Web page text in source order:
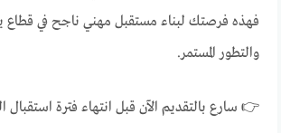
فهذه فرصتك لبناء مستقبل مهني ناجح في قطاع
والتطور المستمر.
👉 سارع بالتقديم الآن قبل انتهاء فترة استقبال